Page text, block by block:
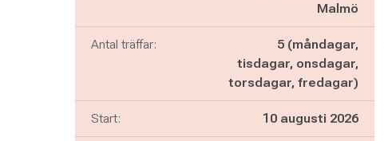
Malmö
Antal träffar:
5 (måndagar,
tisdagar, onsdagar,
torsdagar, fredagar)
Start: 10 augusti 2026